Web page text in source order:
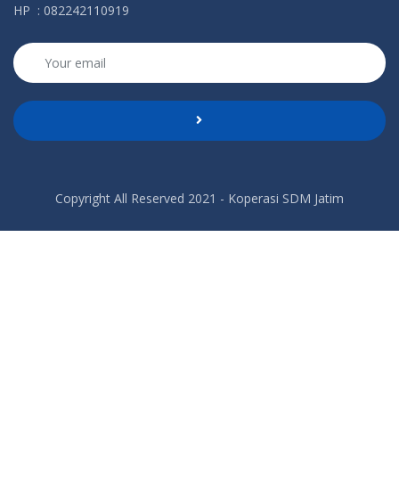
HP : 082242110919
Copyright All Reserved 2021 - Koperasi SDM Jatim